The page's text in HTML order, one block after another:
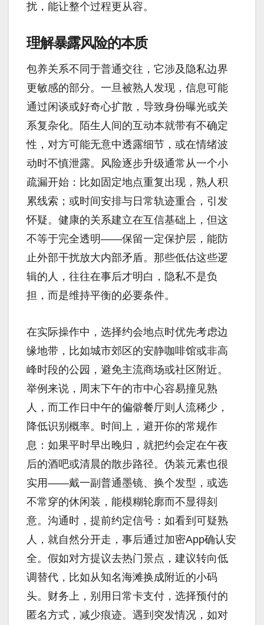
扰，能让整个过程更从容。
理解暴露风险的本质
包养关系不同于普通交往，它涉及隐私边界
更敏感的部分。一旦被熟人发现，信息可能
通过闲谈或好奇心扩散，导致身份曝光或关
系复杂化。陌生人间的互动本就带有不确定
性，对方可能无意中透露细节，或在情绪波
动时不慎泄露。风险逐步升级通常从一个小
疏漏开始：比如固定地点重复出现，熟人积
累线索；或时间安排与日常轨迹重合，引发
怀疑。健康的关系建立在互信基础上，但这
不等于完全透明——保留一定保护层，能防
止外部干扰放大内部矛盾。那些低估这些逻
辑的人，往往在事后才明白，隐私不是负
担，而是维持平衡的必要条件。
在实际操作中，选择约会地点时优先考虑边
缘地带，比如城市郊区的安静咖啡馆或非高
峰时段的公园，避免主流商场或社区附近。
举例来说，周末下午的市中心容易撞见熟
人，而工作日中午的偏僻餐厅则人流稀少，
降低识别概率。时间上，避开你的常规作
息：如果平时早出晚归，就把约会定在午夜
后的酒吧或清晨的散步路径。伪装元素也很
实用——戴一副普通墨镜、换个发型，或选
不常穿的休闲装，能模糊轮廓而不显得刻
意。沟通时，提前约定信号：如看到可疑熟
人，就自然分开走，事后通过加密App确认安
全。假如对方提议去热门景点，建议转向低
调替代，比如从知名海滩换成附近的小码
头。财务上，别用日常卡支付，选择预付的
匿名方式，减少痕迹。遇到突发情况，如对